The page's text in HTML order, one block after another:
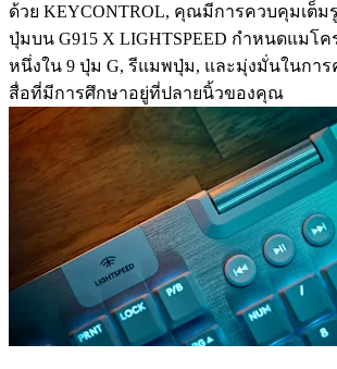
ด้วย KEYCONTROL, คุณมีการควบคุมเต็ม
ปุ่มบน G915 X LIGHTSPEED กำหนดแมโ
หนึ่งใน 9 ปุ่ม G, รีแมพปุ่ม, และมุ่งมั่นในกา
สื่อที่มีการศึกษาอยู่ที่ปลายนิ้วของคุณ